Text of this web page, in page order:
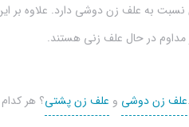
نسبت به علف زن دوشی دارد. علاوه بر
در حال علف زنی هستند.
علف زن دوشی و علف زن پشتی؟ هر